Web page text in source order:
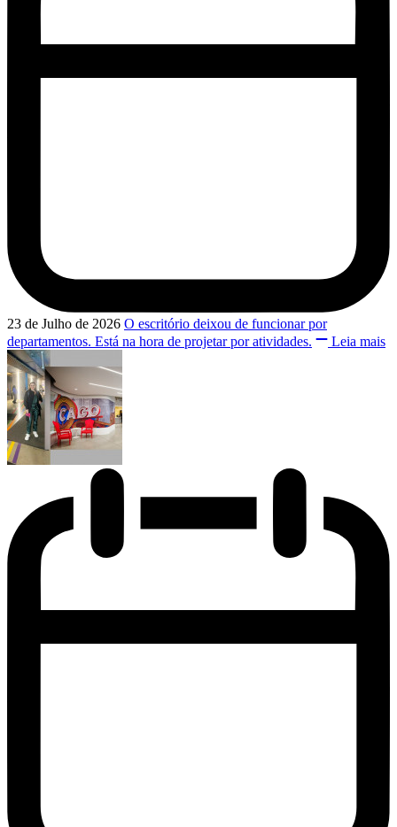
23 de Julho de 2026 O escritório deixou de funcionar por
departamentos. Está na hora de projetar por atividades.
Leia mais